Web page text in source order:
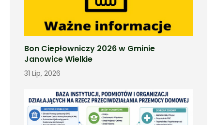
Bon Ciepłowniczy 2026 w Gminie
Janowice Wielkie
31 Lip, 2026